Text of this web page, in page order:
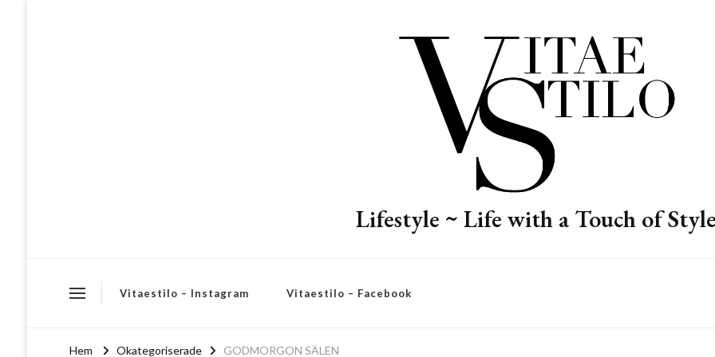
Lifestyle ~ Life with a Touch of
Vitaestilo – Instagram Vitaestilo – Facebook
Hem Okategoriserade GODMORGON SÄLEN